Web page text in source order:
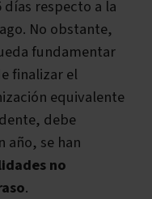
días respecto a la
No obstante,
fundamentar
finalizar el
equivalente
debe
año, se han
no
.